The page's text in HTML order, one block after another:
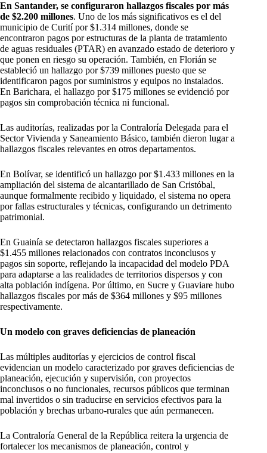
En Santander, se configuraron hallazgos fiscales por más
de $2.200 millones. Uno de los más significativos es el del
municipio de Curití por $1.314 millones, donde se
encontraron pagos por estructuras de la planta de tratamiento
de aguas residuales (PTAR) en avanzado estado de deterioro y
que ponen en riesgo su operación. También, en Florián se
estableció un hallazgo por $739 millones puesto que se
identificaron pagos por suministros y equipos no instalados.
En Barichara, el hallazgo por $175 millones se evidenció por
pagos sin comprobación técnica ni funcional.
Las auditorías, realizadas por la Contraloría Delegada para el
Sector Vivienda y Saneamiento Básico, también dieron lugar a
hallazgos fiscales relevantes en otros departamentos.
En Bolívar, se identificó un hallazgo por $1.433 millones en la
ampliación del sistema de alcantarillado de San Cristóbal,
aunque formalmente recibido y liquidado, el sistema no opera
por fallas estructurales y técnicas, configurando un detrimento
patrimonial.
En Guainía se detectaron hallazgos fiscales superiores a
$1.455 millones relacionados con contratos inconclusos y
pagos sin soporte, reflejando la incapacidad del modelo PDA
para adaptarse a las realidades de territorios dispersos y con
alta población indígena. Por último, en Sucre y Guaviare hubo
hallazgos fiscales por más de $364 millones y $95 millones
respectivamente.
Un modelo con graves deficiencias de planeación
Las múltiples auditorías y ejercicios de control fiscal
evidencian un modelo caracterizado por graves deficiencias de
planeación, ejecución y supervisión, con proyectos
inconclusos o no funcionales, recursos públicos que terminan
mal invertidos o sin traducirse en servicios efectivos para la
población y brechas urbano-rurales que aún permanecen.
La Contraloría General de la República reitera la urgencia de
fortalecer los mecanismos de planeación, control y